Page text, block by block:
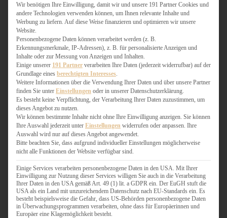
SCHOKOLADIGES
SÜSSES HAUPTGERICHT
TÖRTCHEN
VEGAN SÜSS
WEIHNACHTSBÄCKEREI
HERZHAFT
BURGER & SANDWICHES
FIX AUF DEM TISCH
FLEISCH & FISCH
GRILLEN / BARBECUE
HERZHAFTES BACKEN
ONE-POT-GERICHTE
PASTA & NUDELGERICHTE
PIZZA, TARTES & QUICHES
REIS & RISOTTO
Wir benötigen Ihre Einwilligung, damit wir und unsere 191 Partner Cookies und
andere Technologien verwenden können, um Ihnen relevante Inhalte und
Werbung zu liefern. Auf diese Weise finanzieren und optimieren wir unsere
Website.
Personenbezogene Daten können verarbeitet werden (z. B.
Erkennungsmerkmale, IP-Adressen), z. B. für personalisierte Anzeigen und
Inhalte oder zur Messung von Anzeigen und Inhalten.
Einige unserer 191 Partner verarbeiten Ihre Daten (jederzeit widerrufbar) auf der
Grundlage eines berechtigten Interesses
Weitere Informationen über die Verwendung Ihrer Daten und über unsere Partner
finden Sie unter Einstellungen oder in unserer Datenschutzerklärung.
Es besteht keine Verpflichtung, der Verarbeitung Ihrer Daten zuzustimmen, um
dieses Angebot zu nutzen.
Wir können bestimmte Inhalte nicht ohne Ihre Einwilligung anzeigen. Sie können
Ihre Auswahl jederzeit unter Einstellungen widerrufen oder anpassen. Ihre
Auswahl wird nur auf dieses Angebot angewendet.
Bitte beachten Sie, dass aufgrund individueller Einstellungen möglicherweise
nicht alle Funktionen der Website verfügbar sind.
Einige Services verarbeiten personenbezogene Daten in den USA. Mit Ihrer
Einwilligung zur Nutzung dieser Services willigen Sie auch in die Verarbeitung
Ihrer Daten in den USA gemäß Art. 49 (1) lit. a GDPR ein. Der EuGH stuft die
USA als ein Land mit unzureichendem Datenschutz nach EU-Standards ein. Es
besteht beispielsweise die Gefahr, dass US-Behörden personenbezogene Daten
in Überwachungsprogrammen verarbeiten, ohne dass für Europäerinnen und
Europäer eine Klagemöglichkeit besteht.